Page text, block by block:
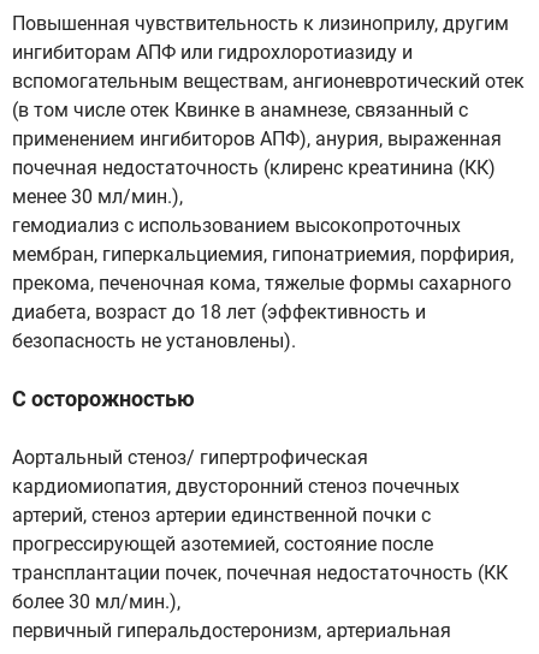
Повышенная чувствительность к лизиноприлу, другим
ингибиторам АПФ или гидрохлоротиазиду и
вспомогательным веществам, ангионевротический отек
(в том числе отек Квинке в анамнезе, связанный с
применением ингибиторов АПФ), анурия, выраженная
почечная недостаточность (клиренс креатинина (КК)
менее 30 мл/мин.),
гемодиализ с использованием высокопроточных
мембран, гиперкальциемия, гипонатриемия, порфирия,
прекома, печеночная кома, тяжелые формы сахарного
диабета, возраст до 18 лет (эффективность и
безопасность не установлены).
С осторожностью
Аортальный стеноз/ гипертрофическая
кардиомиопатия, двусторонний стеноз почечных
артерий, стеноз артерии единственной почки с
прогрессирующей азотемией, состояние после
трансплантации почек, почечная недостаточность (КК
более 30 мл/мин.),
первичный гиперальдостеронизм, артериальная